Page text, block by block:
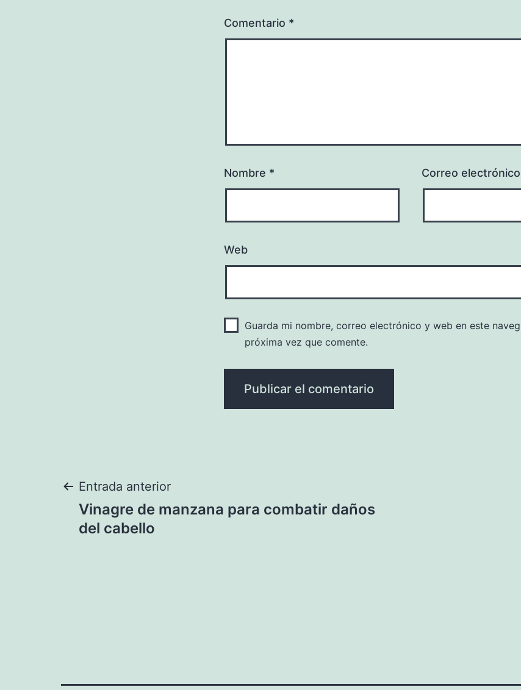
Comentario *
Nombre * Correo electrónico
Web
Guarda mi nombre, correo electrónico y web en este
próxima vez que comente.
Navegación
de
Entrada anterior
Vinagre de manzana para combatir daños
del cabello